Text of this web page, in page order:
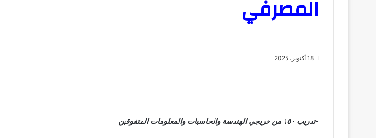
المصرفي
18 أكتوبر، 2025
-تدريب ١٥٠ من خريجي الهندسة والحاسبات والمعلومات المتفوقين